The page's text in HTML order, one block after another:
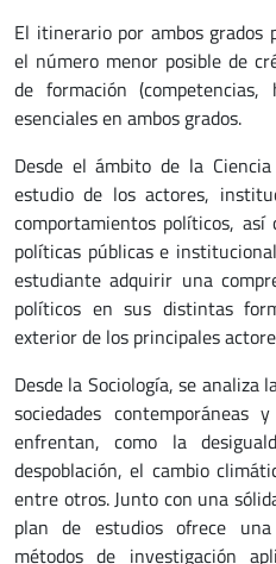
El itinerario por ambos
el número menor posible de
de formación (competencias,
esenciales en ambos grados.
Desde el ámbito de la
estudio de los actores,
comportamientos políticos,
políticas públicas e
estudiante adquirir una
políticos en sus distintas
exterior de los principales
Desde la Sociología, se
sociedades contemporáneas
enfrentan, como la
despoblación, el cambio
entre otros. Junto con una
plan de estudios ofrece
métodos de investigación